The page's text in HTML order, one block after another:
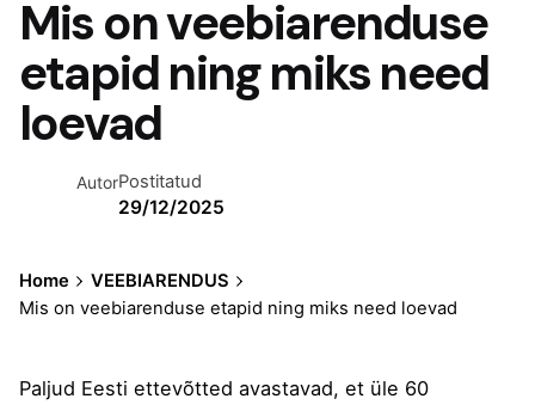
Mis on veebiarenduse
etapid ning miks need
loevad
AutorPostitatud
29/12/2025
Home
VEEBIARENDUS
Mis on veebiarenduse etapid ning miks need loevad
Paljud Eesti ettevõtted avastavad, et üle 60